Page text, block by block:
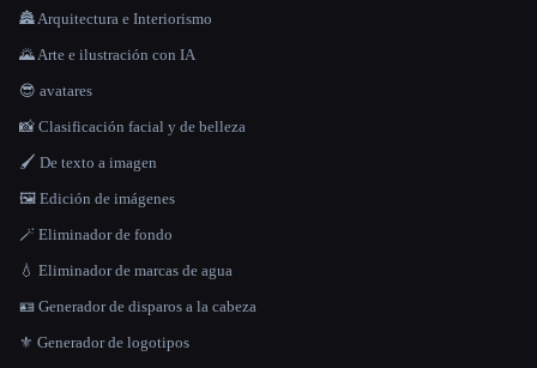
🏯 Arquitectura e Interiorismo
🌄 Arte e ilustración con IA
😎 avatares
📸 Clasificación facial y de belleza
🖌️ De texto a imagen
🖼️ Edición de imágenes
🪄 Eliminador de fondo
💧 Eliminador de marcas de agua
🪪 Generador de disparos a la cabeza
⚜️ Generador de logotipos